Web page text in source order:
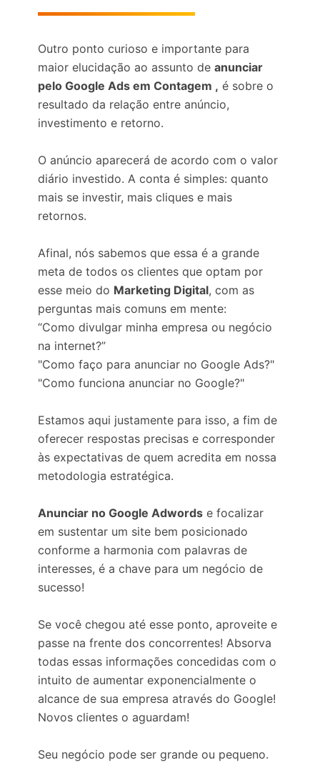
Outro ponto curioso e importante para
maior elucidação ao assunto de anunciar
pelo Google Ads em Contagem , é sobre o
resultado da relação entre anúncio,
investimento e retorno.
O anúncio aparecerá de acordo com o valor
diário investido. A conta é simples: quanto
mais se investir, mais cliques e mais
retornos.
Afinal, nós sabemos que essa é a grande
meta de todos os clientes que optam por
esse meio do Marketing Digital, com as
perguntas mais comuns em mente:
“Como divulgar minha empresa ou negócio
na internet?”
"Como faço para anunciar no Google Ads?"
"Como funciona anunciar no Google?"
Estamos aqui justamente para isso, a fim de
oferecer respostas precisas e corresponder
às expectativas de quem acredita em nossa
metodologia estratégica.
Anunciar no Google Adwords e focalizar
em sustentar um site bem posicionado
conforme a harmonia com palavras de
interesses, é a chave para um negócio de
sucesso!
Se você chegou até esse ponto, aproveite e
passe na frente dos concorrentes! Absorva
todas essas informações concedidas com o
intuito de aumentar exponencialmente o
alcance de sua empresa através do Google!
Novos clientes o aguardam!
Seu negócio pode ser grande ou pequeno.